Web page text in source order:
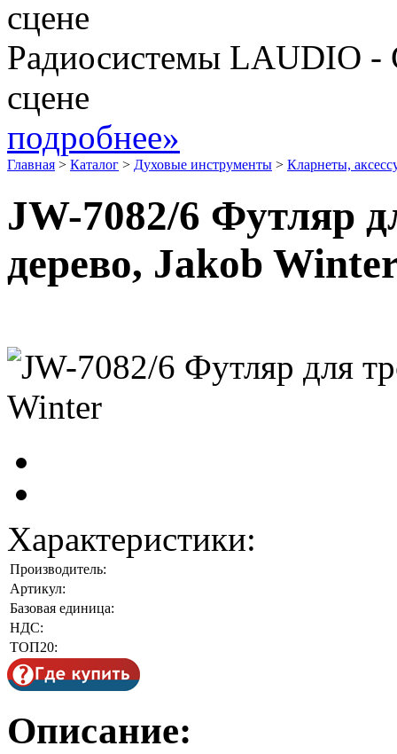
Радиосистемы LAUDIO -
сцене
подробнее»
Главная > Каталог > Духовые инструменты > Кларнеты,
JW-7082/6 Футляр
дерево, Jakob
Характеристики:
Производитель:
Артикул:
Базовая единица:
НДС:
ТОП20:
Описание: